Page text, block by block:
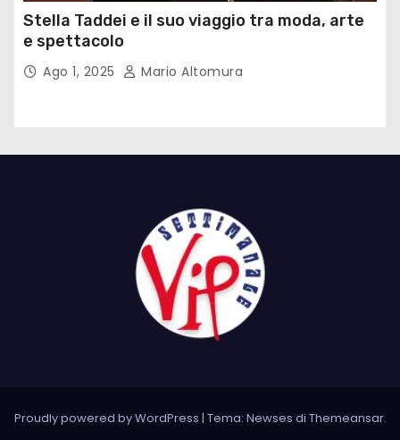
Stella Taddei e il suo viaggio tra moda, arte
e spettacolo
Ago 1, 2025 Mario Altomura
Proudly powered by WordPress | Tema: Newses di Themeansar.